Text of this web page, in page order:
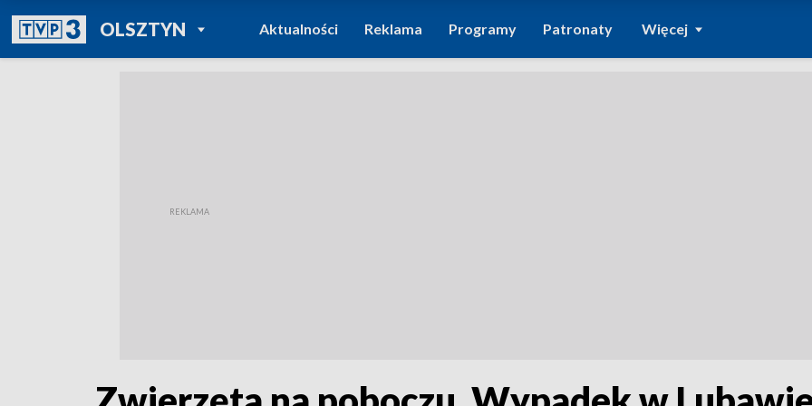
OLSZTYNPOWRÓT DO
TVP REGIONY
Aktualności Reklama Programy Patronaty Więcej